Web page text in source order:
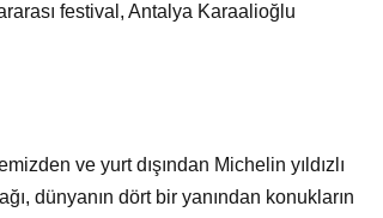
festival, Antalya Karaalioğlu
ve yurt dışından Michelin yıldızlı
dünyanın dört bir yanından konukların